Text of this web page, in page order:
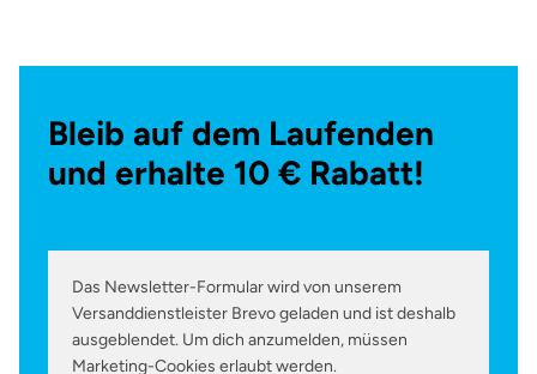
Bleib auf dem Laufenden
und erhalte 10 € Rabatt!
Das Newsletter-Formular wird von unserem
Versanddienstleister Brevo geladen und ist deshalb
ausgeblendet. Um dich anzumelden, müssen
Marketing-Cookies erlaubt werden.